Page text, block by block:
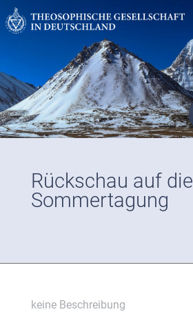
Rückschau auf die
Sommertagung
keine Beschreibung